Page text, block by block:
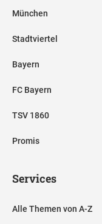
München
Stadtviertel
Bayern
FC Bayern
TSV 1860
Promis
Services
Alle Themen von A-Z